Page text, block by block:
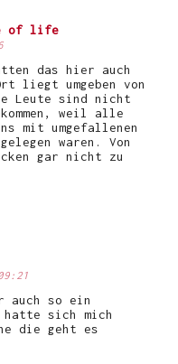
of life
das hier auch
liegt umgeben von
Leute sind nicht
weil alle
mit umgefallenen
waren. Von
gar nicht zu
auch so ein
sich mich
die geht es